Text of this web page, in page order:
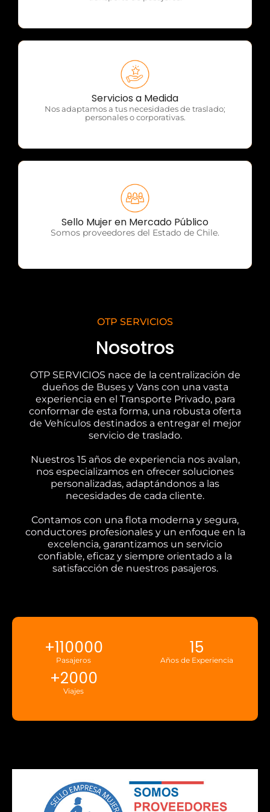
Servicios a Medida
Nos adaptamos a tus necesidades de traslado;
personales o corporativas.
OTP Servicios
Sello Mujer en Mercado Público
Somos proveedores del Estado de Chile.
OTP Servicios
OTP SERVICIOS
Nosotros
OTP SERVICIOS nace de la centralización de
dueños de Buses y Vans con una vasta
experiencia en el Transporte Privado, para
conformar de esta forma, una robusta oferta
de Vehículos destinados a entregar el mejor
servicio de traslado.
Nuestros 15 años de experiencia nos avalan,
nos especializamos en ofrecer soluciones
personalizadas, adaptándonos a las
necesidades de cada cliente.
Contamos con una flota moderna y segura,
conductores profesionales y un enfoque en la
excelencia, garantizamos un servicio
confiable, eficaz y siempre orientado a la
satisfacción de nuestros pasajeros.
Pasajeros
+110000
Años de Experiencia
15
Viajes
+2000